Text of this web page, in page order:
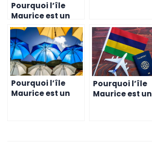
Pourquoi l’île
Maurice est un
choix judicieux
pour les
entreprises du
secteur de la
finance
secteur de la
logistique
Pourquoi l’île
Maurice est un
Pourquoi l’île
Maurice est un